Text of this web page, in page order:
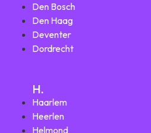
Den Bosch
Den Haag
Deventer
Dordrecht
H.
Haarlem
Heerlen
Helmond